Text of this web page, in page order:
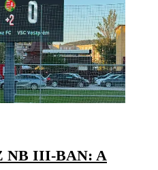
NB III-BAN: A